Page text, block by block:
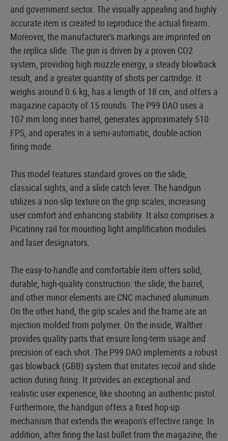
and government sector. The visually appealing and highly
accurate item is created to reproduce the actual firearm.
Moreover, the manufacturer's markings are imprinted on
the replica slide. The gun is driven by a proven CO2
system, providing high muzzle energy, a steady blowback
result, and a greater quantity of shots per cartridge. It
weighs around 0.6 kg, has a length of 18 cm, and offers a
magazine capacity of 15 rounds. The P99 DAO uses a
107 mm long inner barrel, generates approximately 510
FPS, and operates in a semi-automatic, double-action
firing mode.
This model features standard groves on the slide,
classical sights, and a slide catch lever. The handgun
utilizes a non-slip texture on the grip scales, increasing
user comfort and enhancing stability. It also comprises a
Picatinny rail for mounting light amplification modules
and laser designators.
The easy-to-handle and comfortable item offers solid,
durable, high-quality construction: the slide, the barrel,
and other minor elements are CNC machined aluminum.
On the other hand, the grip scales and the frame are an
injection molded from polymer. On the inside, Walther
provides quality parts that ensure long-term usage and
precision of each shot. The P99 DAO implements a robust
gas blowback (GBB) system that imitates recoil and slide
action during firing. It provides an exceptional and
realistic user experience, like shooting an authentic pistol.
Furthermore, the handgun offers a fixed hop-up
mechanism that extends the weapon's effective range. In
addition, after firing the last bullet from the magazine, the